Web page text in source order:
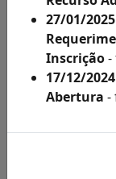
por
Ano
Como
fazer
-
27/01/
Inscrição-
17/12/
Abertura -